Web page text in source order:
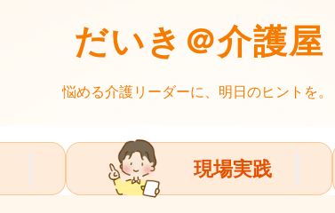
だいき＠介護屋
悩める介護リーダーに、明日のヒントを。
現場実践